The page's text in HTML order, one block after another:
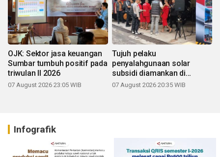
OJK: Sektor jasa keuangan
Sumbar tumbuh positif pada
triwulan II 2026
07 August 2026 23:05 WIB
Tujuh pelaku
penyalahgunaan solar
subsidi diamankan di
Sumbar
07 August 2026 20:35 WIB
Infografik